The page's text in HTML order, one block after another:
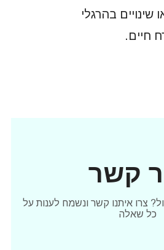
בהרגלי
חיים.
קשר
צרו איתנו קשר ונשמח לענות על
כל שאלה